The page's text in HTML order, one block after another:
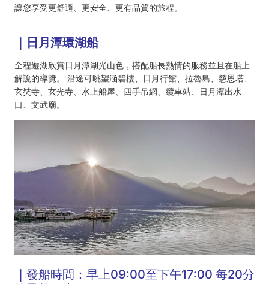
讓您享受更舒適、更安全、更有品質的旅程。
｜日月潭環湖船
全程遊湖欣賞日月潭湖光山色，搭配船長熱情的服務並且在船上
解說的導覽。 沿途可眺望涵碧樓、日月行館、拉魯島、慈恩塔、
玄奘寺、玄光寺、水上船屋、四手吊網、纜車站、日月潭出水
口、文武廟。
｜ 發船時間：早上09:00至下午17:00 每20分